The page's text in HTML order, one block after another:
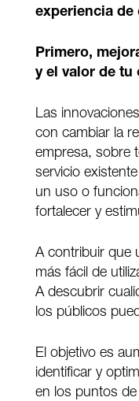
experiencia de
Primero,
y el valor de tu
Las
con cambiar la
empresa, sobre
servicio
un uso o
fortalecer y
A contribuir que
más fácil de
A descubrir
los públicos
El objetivo es
identificar y
en los puntos